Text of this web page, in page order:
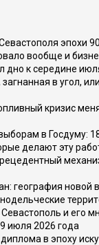
эпохи
вообще и
дно к середине
в угол,
кризис
в Госдуму:
делают эту
география новой
и его
июля 2026 года
в эпоху